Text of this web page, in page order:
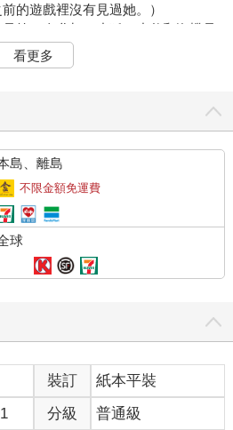
的遊戲裡沒有見過她。）
第二次參加，小狐、小豹和海蝶是
次數應該最多，一共有九次，可是
象。
，懷抱豎琴的男孩脫下綴有羽毛的帽
過約略知道基本流程，因為……我們
次。」
伯爵依舊保持微笑。
多多指教；我不是很熟悉狼人遊戲
做不好，屆時還請多多寬待。」
在腰間，接著從懷裡拿出一張紙，
紙筆收入懷中。
熟，原來是龍興廣告公司的人
二代，有錢程度連我家都比不
看更多
島、離島
不限金額免運費
球
裝訂
紙本平裝
分級 普通級